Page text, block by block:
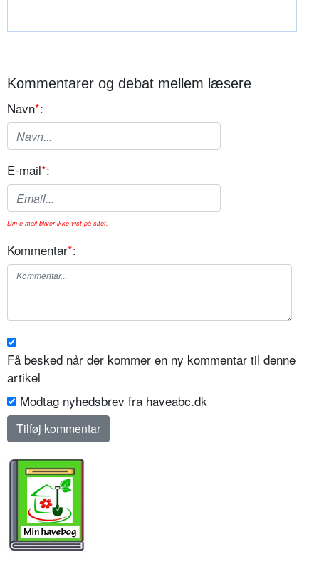
Kommentarer og debat mellem læsere
Navn*:
E-mail*:
Din e-mail bliver ikke vist på sitet.
Kommentar*:
Få besked når der kommer en ny kommentar til denne
artikel
Modtag nyhedsbrev fra haveabc.dk